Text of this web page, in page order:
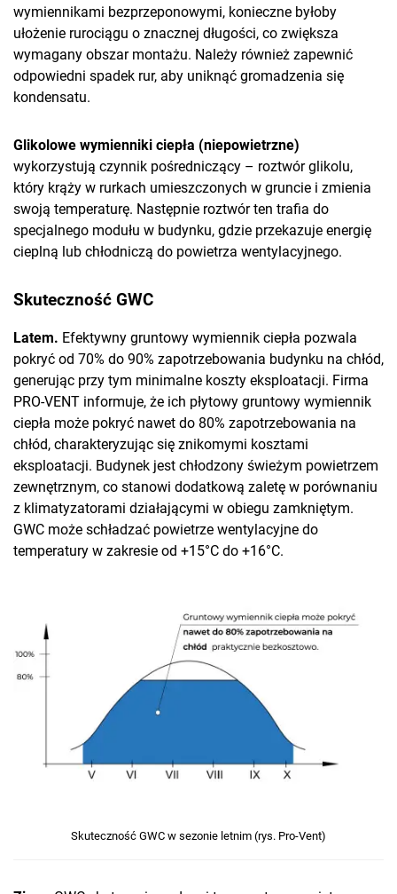
wymiennikami bezprzeponowymi, konieczne byłoby
ułożenie rurociągu o znacznej długości, co zwiększa
wymagany obszar montażu. Należy również zapewnić
odpowiedni spadek rur, aby uniknąć gromadzenia się
kondensatu.
Glikolowe wymienniki ciepła (niepowietrzne)
wykorzystują czynnik pośredniczący – roztwór glikolu,
który krąży w rurkach umieszczonych w gruncie i zmienia
swoją temperaturę. Następnie roztwór ten trafia do
specjalnego modułu w budynku, gdzie przekazuje energię
cieplną lub chłodniczą do powietrza wentylacyjnego.
Skuteczność GWC
Latem. Efektywny gruntowy wymiennik ciepła pozwala
pokryć od 70% do 90% zapotrzebowania budynku na chłód,
generując przy tym minimalne koszty eksploatacji. Firma
PRO-VENT informuje, że ich płytowy gruntowy wymiennik
ciepła może pokryć nawet do 80% zapotrzebowania na
chłód, charakteryzując się znikomymi kosztami
eksploatacji. Budynek jest chłodzony świeżym powietrzem
zewnętrznym, co stanowi dodatkową zaletę w porównaniu
z klimatyzatorami działającymi w obiegu zamkniętym.
GWC może schładzać powietrze wentylacyjne do
temperatury w zakresie od +15°C do +16°C.
Skuteczność GWC w sezonie letnim (rys. Pro-Vent)